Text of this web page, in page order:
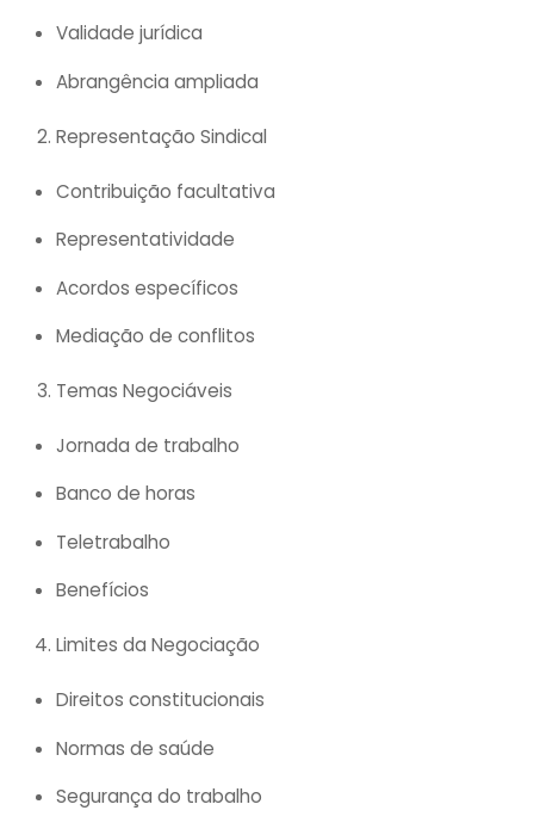
Validade jurídica
Abrangência ampliada
Representação Sindical
Contribuição facultativa
Representatividade
Acordos específicos
Mediação de conflitos
Temas Negociáveis
Jornada de trabalho
Banco de horas
Teletrabalho
Benefícios
Limites da Negociação
Direitos constitucionais
Normas de saúde
Segurança do trabalho